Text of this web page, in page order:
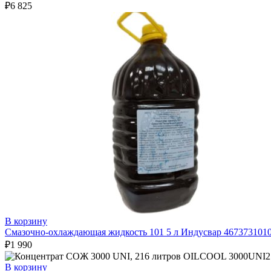
₽6 825
В корзину
Смазочно-охлаждающая жидкость 101 5 л Индусвар
₽1 990
В корзину